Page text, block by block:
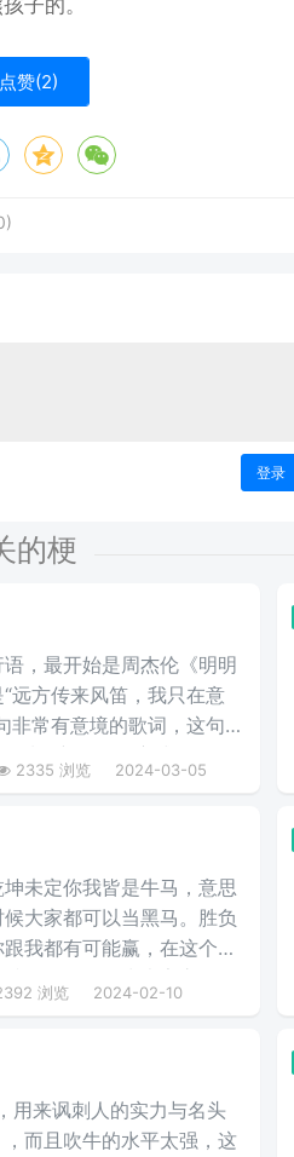
子的。
赞(2)
)
登录
的梗
，最开始是周杰伦《明明
远方传来风笛，我只在意
非常有意境的歌词，这句
种很新的骂人方式。
2335 浏览 2024-03-05
未定你我皆是牛马，意思
大家都可以当黑马。胜负
我都有可能赢，在这个生
任何人，因为大家永远不
处，这个人会有什么样出
而觉得自己是弱的。
浏览 2024-02-10
用来讽刺人的实力与名头
而且吹牛的水平太强，这